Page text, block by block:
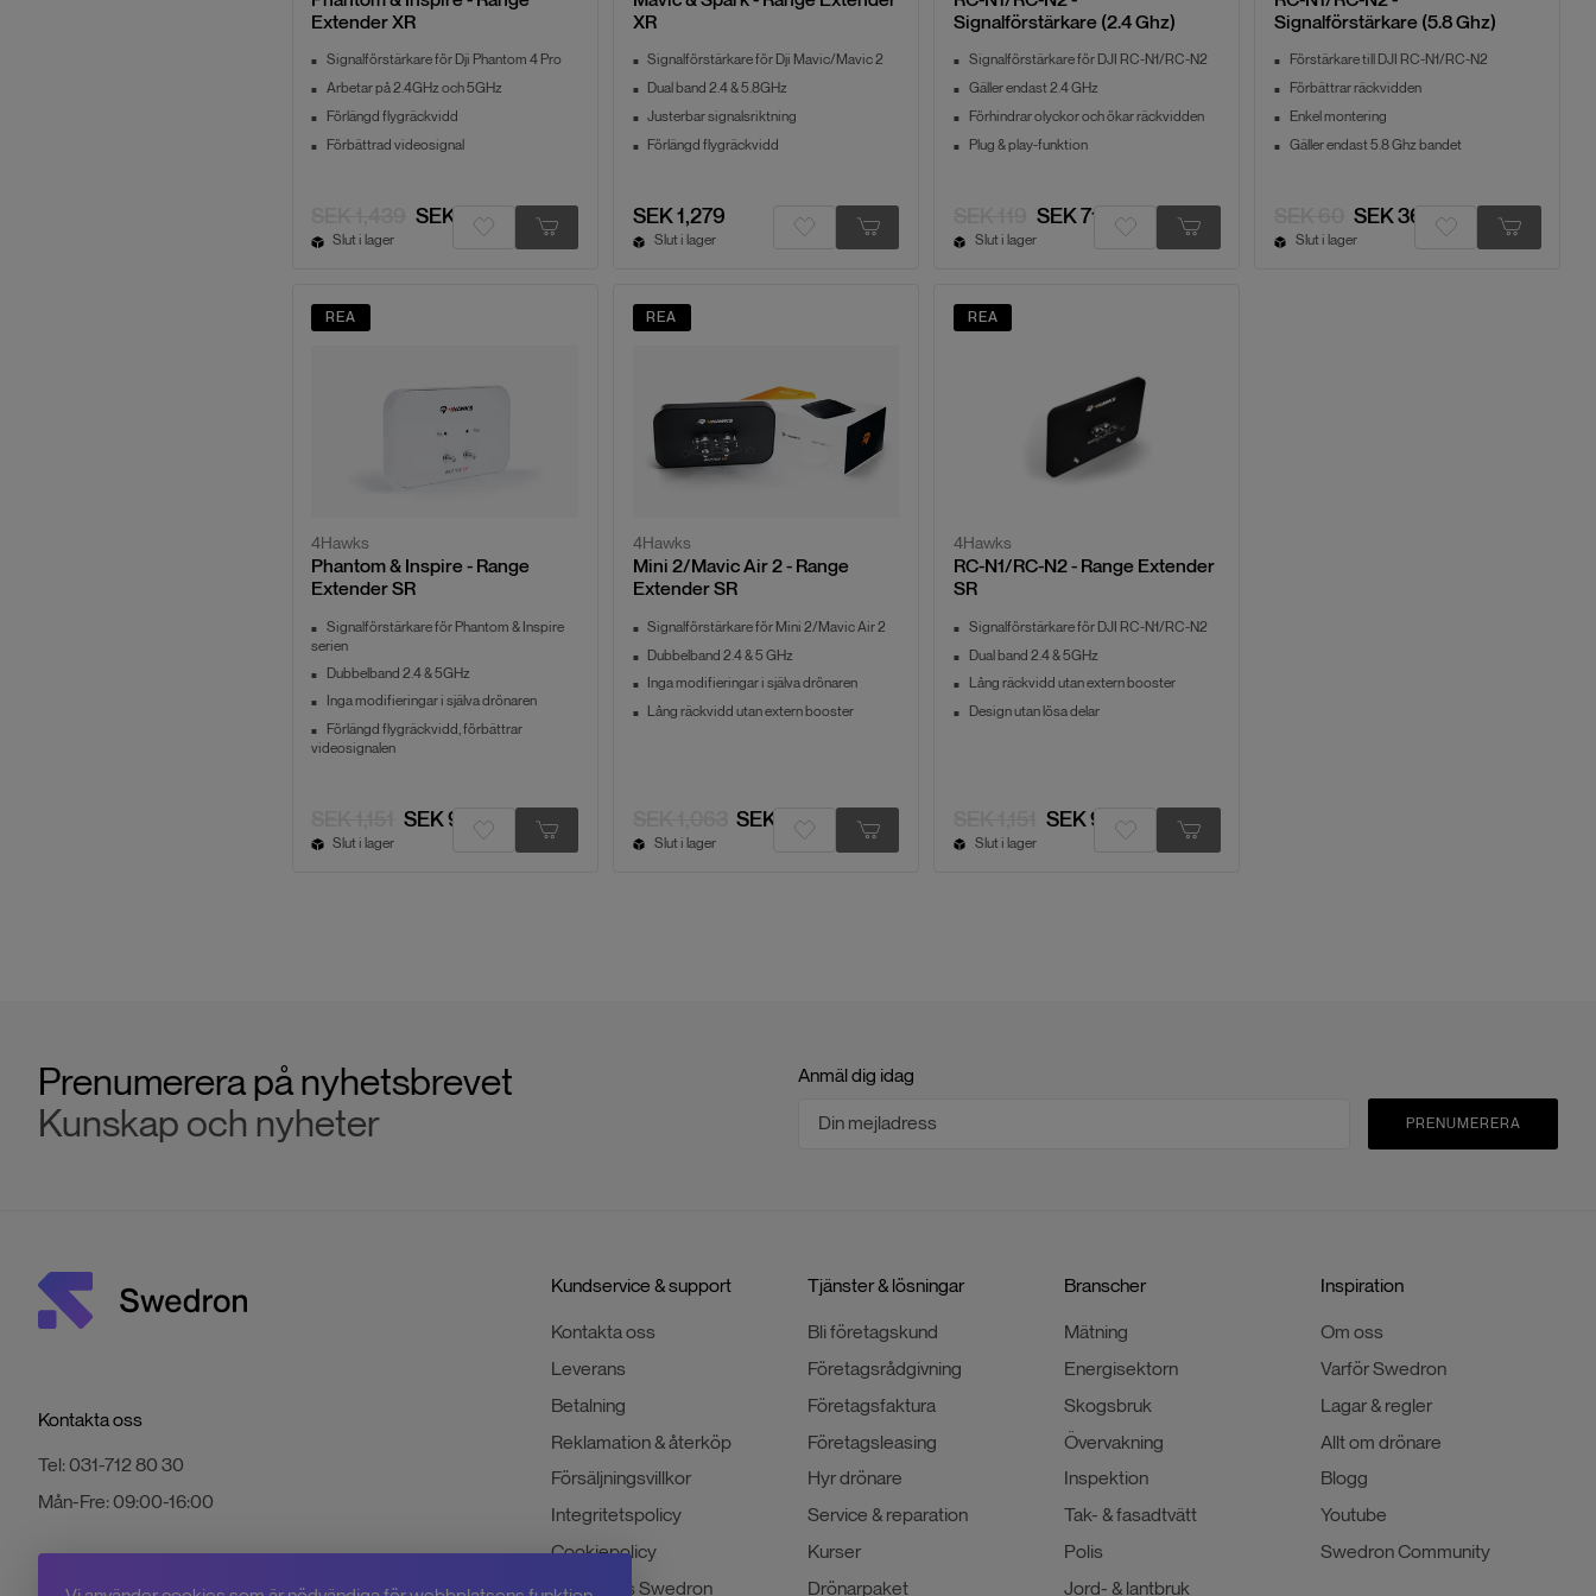
Extender XR
Signalförstärkare för Dji Phantom 4 Pro
Arbetar på 2.4GHz och 5GHz
Förlängd flygräckvidd
Förbättrad videosignal
SEK 1,151
Slut i lager
XR
Signalförstärkare för Dji Mavic/Mavic 2
Dual band 2.4 & 5.8GHz
Justerbar signalsriktning
Förlängd flygräckvidd
SEK 1,279
Slut i lager
Signalförstärkare (2.4 Ghz)
Signalförstärkare för DJI RC-N1/RC-N2
Gäller endast 2.4 GHz
Förhindrar olyckor och ökar räckvidden
Plug & play-funktion
SEK 71
Slut i lager
Signalförstärkare (5.8 Ghz)
Förstärkare till DJI RC-N1/RC-N2
Förbättrar räckvidden
Enkel montering
Gäller endast 5.8 Ghz bandet
SEK 36
Slut i lager
REA
4Hawks
Phantom & Inspire - Range
Extender SR
Signalförstärkare för Phantom & Inspire
serien
Dubbelband 2.4 & 5GHz
Inga modifieringar i själva drönaren
Förlängd flygräckvidd, förbättrar
videosignalen
SEK 919
Slut i lager
REA
4Hawks
Mini 2/Mavic Air 2 - Range
Extender SR
Signalförstärkare för Mini 2/Mavic Air 2
Dubbelband 2.4 & 5 GHz
Inga modifieringar i själva drönaren
Lång räckvidd utan extern booster
SEK 847
Slut i lager
REA
4Hawks
RC-N1/RC-N2 - Range Extender
SR
Signalförstärkare för DJI RC-N1/RC-N2
Dual band 2.4 & 5GHz
Lång räckvidd utan extern booster
Design utan lösa delar
SEK 919
Slut i lager
Prenumerera på nyhetsbrevet
Kunskap och nyheter
Anmäl dig idag
PRENUMERERA
Kontakta oss
Tel:031-712 80 30
Mån-Fre:09:00-16:00
Kundservice & support
Kontakta oss
Leverans
Betalning
Reklamation & återköp
Försäljningsvillkor
Integritetspolicy
Cookiepolicy
Jobba hos Swedron
Tjänster & lösningar
Bli företagskund
Företagsrådgivning
Företagsfaktura
Företagsleasing
Hyr drönare
Service & reparation
Kurser
Drönarpaket
Branscher
Mätning
Energisektorn
Skogsbruk
Övervakning
Inspektion
Tak- & fasadtvätt
Polis
Jord- & lantbruk
Inspiration
Om oss
Varför Swedron
Lagar & regler
Allt om drönare
Blogg
Youtube
Swedron Community